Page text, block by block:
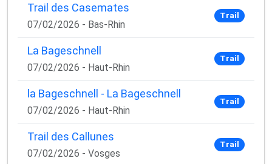
Trail des Casemates
07/02/2026 - Bas-Rhin
Trail
La Bageschnell
07/02/2026 - Haut-Rhin
Trail
la Bageschnell - La Bageschnell
07/02/2026 - Haut-Rhin
Trail
Trail des Callunes
07/02/2026 - Vosges
Trail